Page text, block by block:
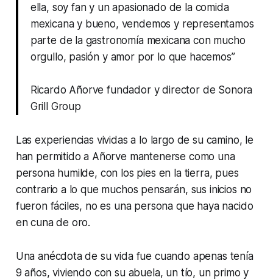
ella, soy fan y un apasionado de la comida
mexicana y bueno, vendemos y representamos
parte de la gastronomía mexicana con mucho
orgullo, pasión y amor por lo que hacemos”
Ricardo Añorve fundador y director de Sonora
Grill Group
Las experiencias vividas a lo largo de su camino, le
han permitido a Añorve mantenerse como una
persona humilde, con los pies en la tierra, pues
contrario a lo que muchos pensarán, sus inicios no
fueron fáciles, no es una persona que haya nacido
en cuna de oro.
Una anécdota de su vida fue cuando apenas tenía
9 años, viviendo con su abuela, un tío, un primo y